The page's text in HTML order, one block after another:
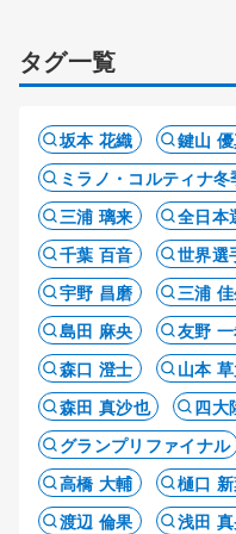
タグ一覧
坂本 花織
鍵山
ミラノ・コルティナ冬
三浦 璃来
全日本
千葉 百音
世界選
宇野 昌磨
三浦
島田 麻央
友野
森口 澄士
山本
森田 真沙也
四大
グランプリファイナル
高橋 大輔
樋口
渡辺 倫果
浅田